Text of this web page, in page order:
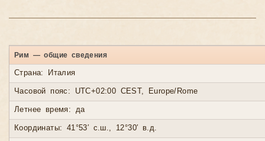
Рим — общие сведения
Страна: Италия
Часовой пояс: UTC+02:00 CEST, Europe/Rome
Летнее время: да
Координаты: 41°53′ с.ш., 12°30′ в.д.